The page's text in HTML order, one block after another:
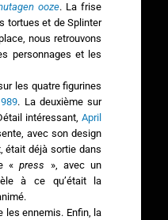
ooze. La frise
tortues et de Splinter
nous retrouvons
personnages et les
les quatre figurines
. La deuxième sur
intéressant,April
avec son design
était déjà sortie dans
«press », avec un
à ce qu’était la
les ennemis. Enfin, la